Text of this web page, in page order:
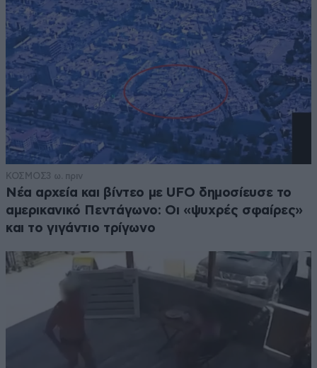
ΚΟΣΜΟΣ3 ω. πριν
Νέα αρχεία και βίντεο με UFO δημοσίευσε το
αμερικανικό Πεντάγωνο: Οι «ψυχρές σφαίρες»
και το γιγάντιο τρίγωνο